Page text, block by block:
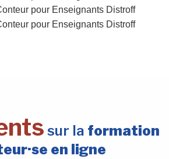
sur la formation
en ligne